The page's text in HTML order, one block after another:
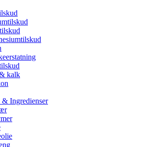
kalk
Ingredienser